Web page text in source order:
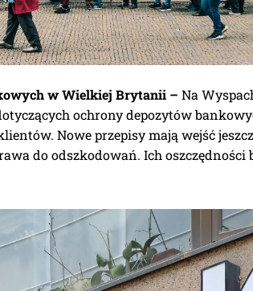
w Wielkiej Brytanii – Na
ochrony depozytów
Nowe przepisy mają wejść
do odszkodowań. Ich oszczędności